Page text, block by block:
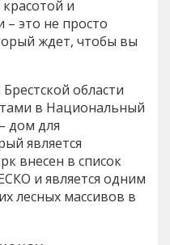
и
это не просто
ждет, чтобы вы
области
в Национальный
дом для
является
внесен в список
и является одним
лесных массивов в